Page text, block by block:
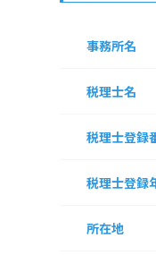
事務所名
税理士名
税理士登録
税理士登録
所在地